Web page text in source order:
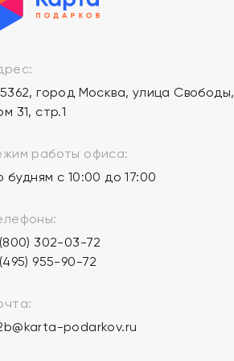
город Москва, улица Свободы,
31, стр.1
работы офиса:
будням с 10:00 до 17:00
302-03-72
955-90-72
podarkov.ru